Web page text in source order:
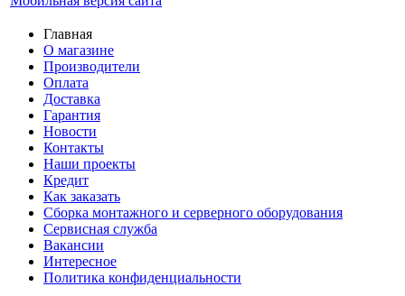
Главная
О магазине
Производители
Оплата
Доставка
Гарантия
Новости
Контакты
Наши проекты
Кредит
Как заказать
Сборка монтажного и серверного оборудования
Сервисная служба
Вакансии
Интересное
Политика конфиденциальности